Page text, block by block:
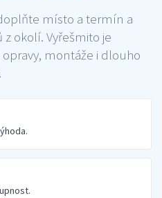
místo a termín a
okolí. Vyřešmito je
montáže i dlouho